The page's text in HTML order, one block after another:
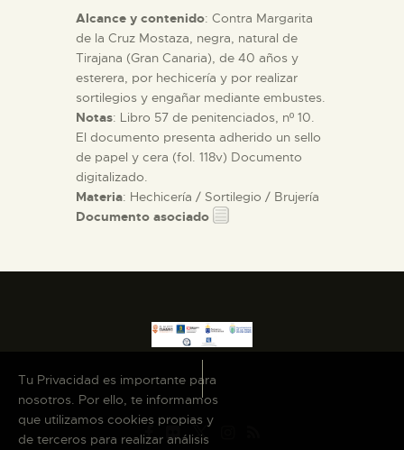
Alcance y contenido: Contra Margarita
de la Cruz Mostaza, negra, natural de
Tirajana (Gran Canaria), de 40 años y
esterera, por hechicería y por realizar
sortilegios y engañar mediante embustes.
Notas: Libro 57 de penitenciados, nº 10.
El documento presenta adherido un sello
de papel y cera (fol. 118v) Documento
digitalizado.
Materia: Hechicería / Sortilegio / Brujería
Documento asociado
Tu Privacidad es importante para
nosotros. Por ello, te informamos
que utilizamos cookies propias y
de terceros para realizar análisis